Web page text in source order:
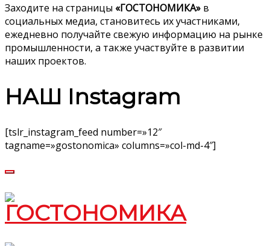
Заходите на страницы «ГОСТОНОМИКА» в
социальных медиа, становитесь их участниками,
ежедневно получайте свежую информацию на рынке
промышленности, а также участвуйте в развитии
наших проектов.
НАШ Instagram
[tslr_instagram_feed number=»12″
tagname=»gostonomica» columns=»col-md-4″]